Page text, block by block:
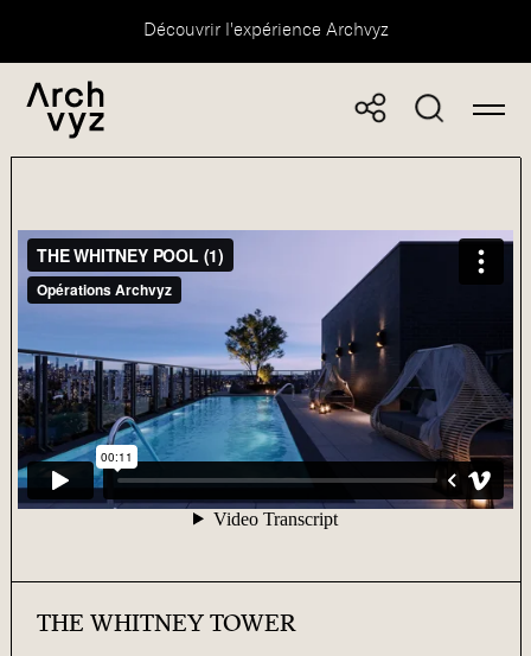
Découvrir l'expérience Archvyz
THE WHITNEY TOWER